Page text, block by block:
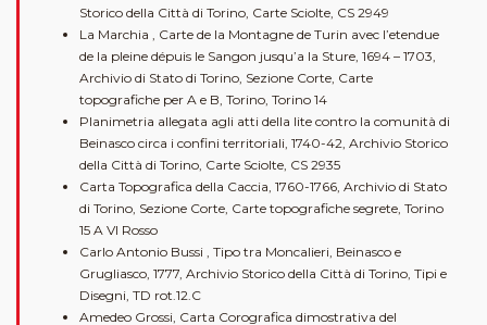
Storico della Città di Torino, Carte Sciolte, CS 2949
La Marchia , Carte de la Montagne de Turin avec l’etendue
de la pleine dépuis le Sangon jusqu’a la Sture, 1694 – 1703,
Archivio di Stato di Torino, Sezione Corte, Carte
topografiche per A e B, Torino, Torino 14
Planimetria allegata agli atti della lite contro la comunità di
Beinasco circa i confini territoriali, 1740-42, Archivio Storico
della Città di Torino, Carte Sciolte, CS 2935
Carta Topografica della Caccia, 1760-1766, Archivio di Stato
di Torino, Sezione Corte, Carte topografiche segrete, Torino
15 A VI Rosso
Carlo Antonio Bussi , Tipo tra Moncalieri, Beinasco e
Grugliasco, 1777, Archivio Storico della Città di Torino, Tipi e
Disegni, TD rot.12.C
Amedeo Grossi, Carta Corografica dimostrativa del